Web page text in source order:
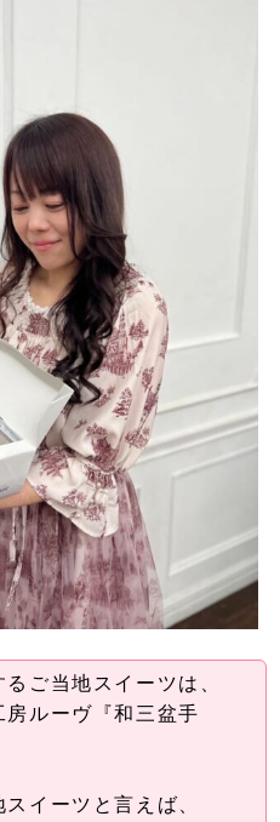
ご当地スイーツは、
房ルーヴ『和三盆手
イーツと言えば、